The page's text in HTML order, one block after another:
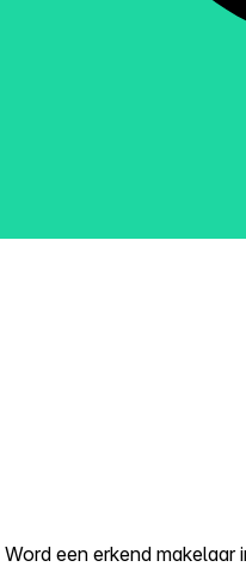
Word een erkend makelaar